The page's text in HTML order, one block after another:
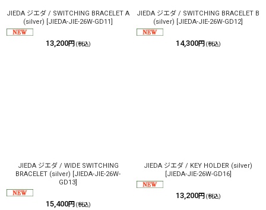
JIEDA ジエダ / SWITCHING BRACELET A
(silver) [JIEDA-JIE-26W-GD11]
13,200円 (税込)
JIEDA ジエダ / SWITCHING BRACELET B
(silver) [JIEDA-JIE-26W-GD12]
14,300円 (税込)
JIEDA ジエダ / WIDE SWITCHING
BRACELET (silver) [JIEDA-JIE-26W-
GD13]
15,400円 (税込)
JIEDA ジエダ / KEY HOLDER (silver)
[JIEDA-JIE-26W-GD16]
13,200円 (税込)